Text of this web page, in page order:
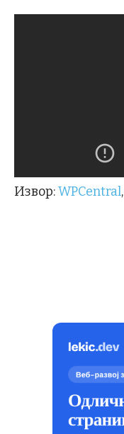
Извор:WPCentral,